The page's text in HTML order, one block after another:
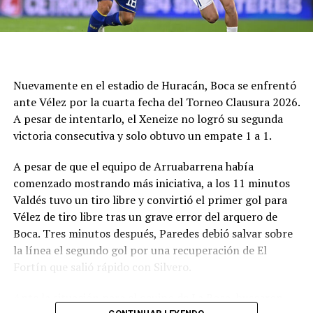
La necesidad hizo que Círculo no pudiera defenderse
tanto con la pelota y sufrió por una desventaja corta,
buscar algo en dos fechas como visitante, frente a
Deportivo Rincón el miércoles y luego en San Luis ante
Juventud Unida Universitario.
Síntesis
Círculo Deportivo (1): Pedro Fernández; Julián Vílchez,
Facundo Rojas, Jano Martínez y Rodrigo Torres; Joaquín
Bassani, Francisco Grahl, Ramiro Banchio y Marco
Campagnaro; Rodrigo Juárez y Vicente Barberini. DT:
Duilio Botella.
Branco Castelli y Ciro Rius por Torres, Campagnaro y
Nuevamente en el estadio de Huracán, Boca se enfrentó
ante Vélez por la cuarta fecha del Torneo Clausura 2026.
A pesar de intentarlo, el Xeneize no logró su segunda
victoria consecutiva y solo obtuvo un empate 1 a 1.
A pesar de que el equipo de Arruabarrena había
comenzado mostrando más iniciativa, a los 11 minutos
Valdés tuvo un tiro libre y convirtió el primer gol para
Vélez de tiro libre tras un grave error del arquero de
Boca. Tres minutos después, Paredes debió salvar sobre
la línea el segundo gol por una recuperación de El
Fortín que salió rápido con Silvero.